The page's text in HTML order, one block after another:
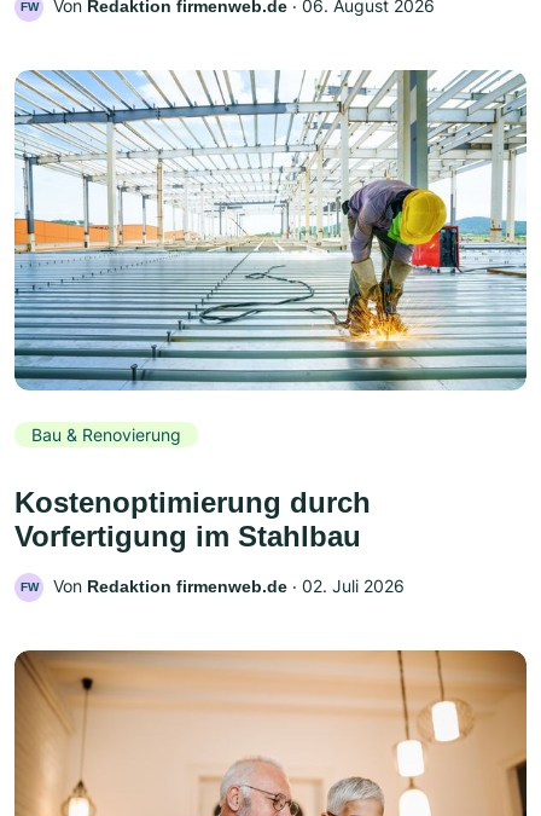
FW Von Redaktion firmenweb.de ‧ 06. August 2026
Bau & Renovierung
Kostenoptimierung durch
Vorfertigung im Stahlbau
FW Von Redaktion firmenweb.de ‧ 02. Juli 2026